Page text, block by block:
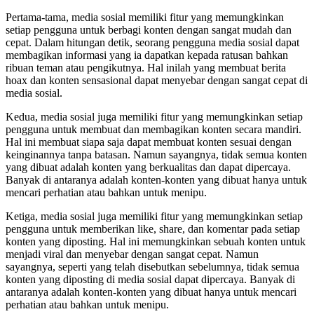
Pertama-tama, media sosial memiliki fitur yang memungkinkan
setiap pengguna untuk berbagi konten dengan sangat mudah dan
cepat. Dalam hitungan detik, seorang pengguna media sosial dapat
membagikan informasi yang ia dapatkan kepada ratusan bahkan
ribuan teman atau pengikutnya. Hal inilah yang membuat berita
hoax dan konten sensasional dapat menyebar dengan sangat cepat di
media sosial.
Kedua, media sosial juga memiliki fitur yang memungkinkan setiap
pengguna untuk membuat dan membagikan konten secara mandiri.
Hal ini membuat siapa saja dapat membuat konten sesuai dengan
keinginannya tanpa batasan. Namun sayangnya, tidak semua konten
yang dibuat adalah konten yang berkualitas dan dapat dipercaya.
Banyak di antaranya adalah konten-konten yang dibuat hanya untuk
mencari perhatian atau bahkan untuk menipu.
Ketiga, media sosial juga memiliki fitur yang memungkinkan setiap
pengguna untuk memberikan like, share, dan komentar pada setiap
konten yang diposting. Hal ini memungkinkan sebuah konten untuk
menjadi viral dan menyebar dengan sangat cepat. Namun
sayangnya, seperti yang telah disebutkan sebelumnya, tidak semua
konten yang diposting di media sosial dapat dipercaya. Banyak di
antaranya adalah konten-konten yang dibuat hanya untuk mencari
perhatian atau bahkan untuk menipu.